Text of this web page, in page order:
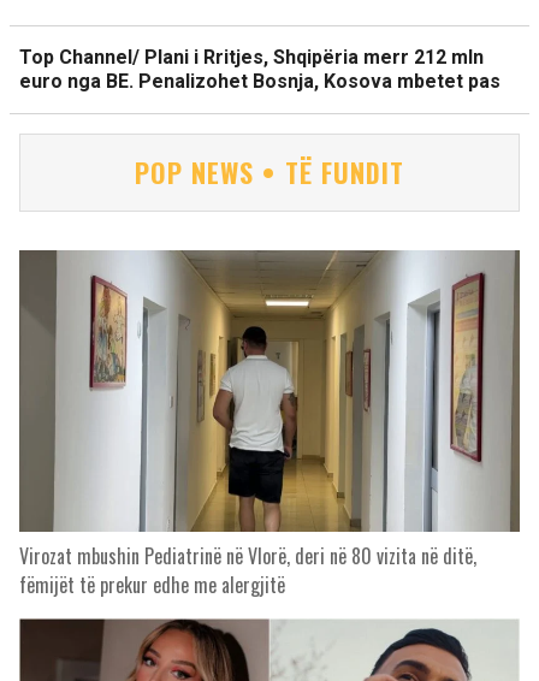
Top Channel/ Plani i Rritjes, Shqipëria merr 212 mln
euro nga BE. Penalizohet Bosnja, Kosova mbetet pas
POP NEWS • TË FUNDIT
Virozat mbushin Pediatrinë në Vlorë, deri në 80 vizita në ditë,
fëmijët të prekur edhe me alergjitë